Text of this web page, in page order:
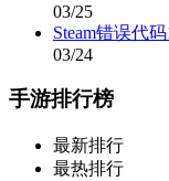
03/25
Steam错误代
03/24
手游排行榜
最新排行
最热排行